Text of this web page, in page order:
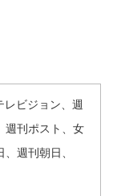
レビジョン、週
週刊ポスト、女
週刊朝日、